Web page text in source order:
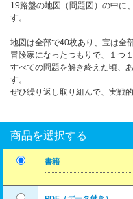
19路盤の地図（問題図）の中に
す。
地図は全部で40枚あり、宝は全
冒険家になったつもりで、１つ
すべての問題を解き終えた頃、
す。
ぜひ繰り返し取り組んで、実戦
商品を選択する
書籍